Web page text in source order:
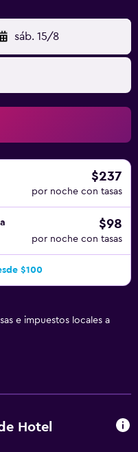
sáb. 15/8
$237
por noche con tasas
$98
por noche con tasas
$100
e impuestos locales a
Hotel